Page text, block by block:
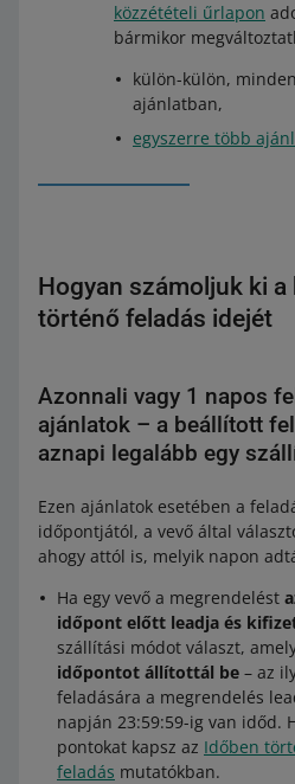
közzétételi űrlapon
bármikor
külön-külön,
ajánlatban,
egyszerre több
Hogyan számoljuk ki a
történő feladás idejét
Azonnali vagy 1 napos
ajánlatok – a beállított
aznapi legalább egy
Ezen ajánlatok esetében a
időpontjától, a vevő által
ahogy attól is, melyik napon
Ha egy vevő a megrendelést
időpont előtt leadja és
szállítási módot választ,
időpontot állítottál be – az
feladására a megrendelés
napján 23:59:59-ig van időd.
pontokat kapsz az Időben
feladás mutatókban.